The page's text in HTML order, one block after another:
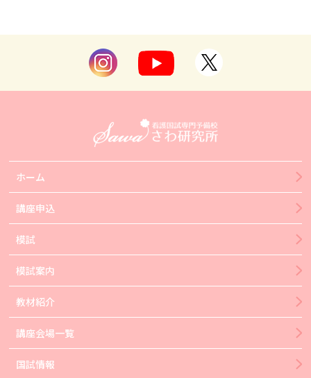
ホーム
講座申込
模試
模試案内
教材紹介
講座会場一覧
国試情報